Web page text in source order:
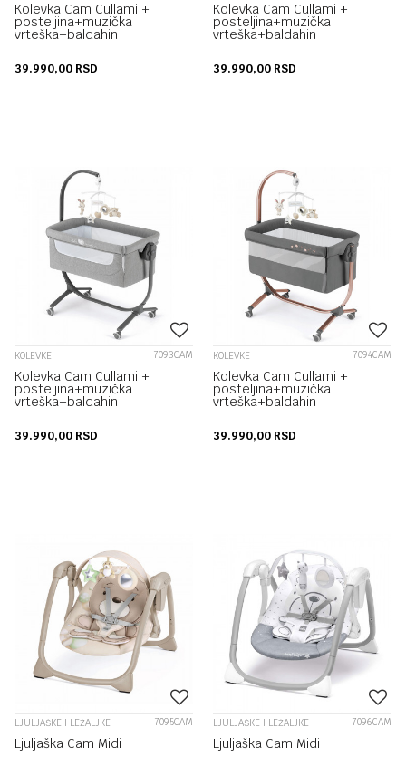
Kolevka Cam Cullami +
posteljina+muzička
vrteška+baldahin
39.990,00 RSD
Kolevka Cam Cullami +
posteljina+muzička
vrteška+baldahin
39.990,00 RSD
KOLEVKE 7093CAM
Kolevka Cam Cullami +
posteljina+muzička
vrteška+baldahin
39.990,00 RSD
KOLEVKE 7094CAM
Kolevka Cam Cullami +
posteljina+muzička
vrteška+baldahin
39.990,00 RSD
LJULJAŠKE I LEŽALJKE 7095CAM
Ljuljaška Cam Midi
LJULJAŠKE I LEŽALJKE 7096CAM
Ljuljaška Cam Midi